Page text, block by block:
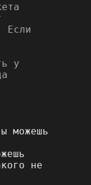
Если
у
можешь
не